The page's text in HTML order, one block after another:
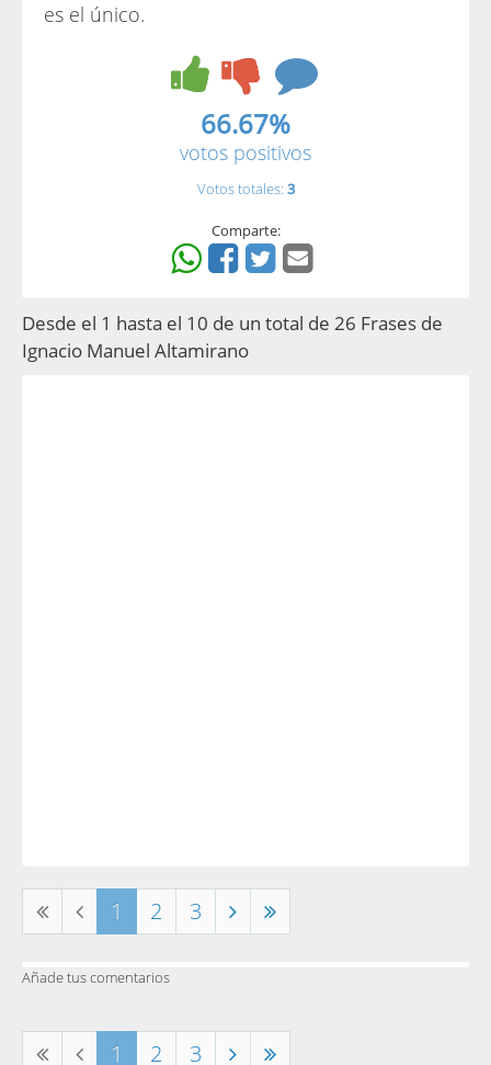
es el único.
66.67%
votos positivos
Votos totales: 3
Comparte:
Desde el 1 hasta el 10 de un total de 26 Frases de
Ignacio Manuel Altamirano
1 2 3
Añade tus comentarios
1 2 3